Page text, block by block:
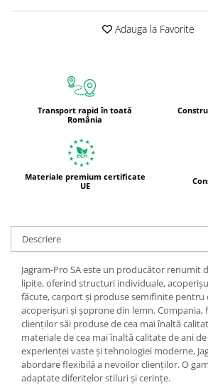
Adauga la Favorite
Transport rapid în toată
România
Materiale premium certificate
UE
Descriere
Jagram-Pro SA este un producător renumit
lipite, oferind structuri individuale,
făcute, carport și produse semifinite pentru
acoperișuri și șoprone din lemn. Compania,
clienților săi produse de cea mai înaltă
materiale de cea mai înaltă calitate de ani
experienței vaste și tehnologiei moderne,
abordare flexibilă a nevoilor clienților. O
adaptate diferitelor stiluri și cerințe.